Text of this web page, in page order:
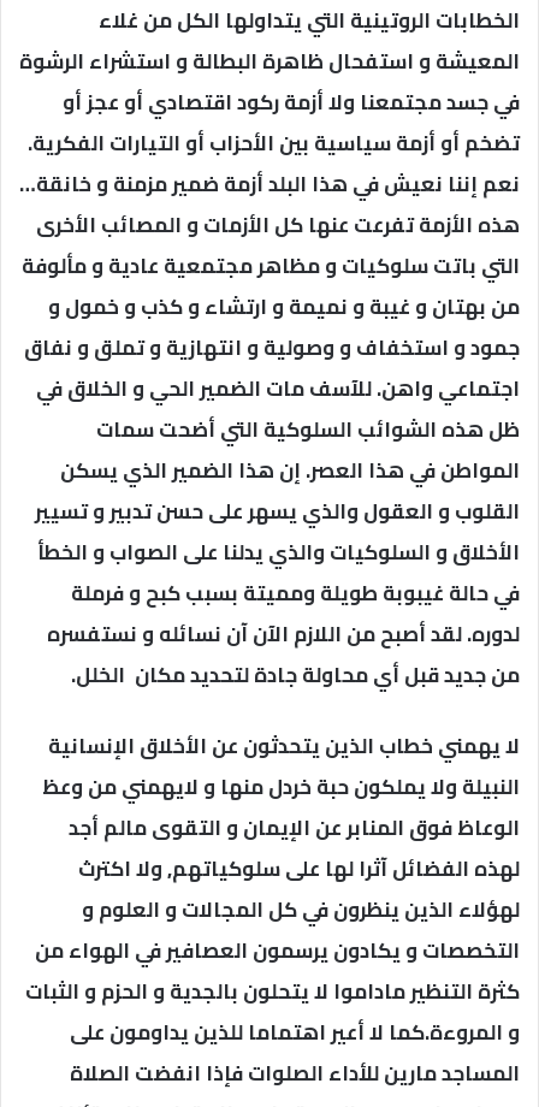
الخطابات الروتينية التي يتداولها الكل من غلاء
المعيشة و استفحال ظاهرة البطالة و استشراء الرشوة
في جسد مجتمعنا ولا أزمة ركود اقتصادي أو عجز أو
تضخم أو أزمة سياسية بين الأحزاب أو التيارات الفكرية.
نعم إننا نعيش في هذا البلد أزمة ضمير مزمنة و خانقة…
هذه الأزمة تفرعت عنها كل الأزمات و المصائب الأخرى
التي باتت سلوكيات و مظاهر مجتمعية عادية و مألوفة
من بهتان و غيبة و نميمة و ارتشاء و كذب و خمول و
جمود و استخفاف و وصولية و انتهازية و تملق و نفاق
اجتماعي واهن. للآسف مات الضمير الحي و الخلاق في
ظل هذه الشوائب السلوكية التي أضحت سمات
المواطن في هذا العصر. إن هذا الضمير الذي يسكن
القلوب و العقول والذي يسهر على حسن تدبير و تسيير
الأخلاق و السلوكيات والذي يدلنا على الصواب و الخطأ
في حالة غيبوبة طويلة ومميتة بسبب كبح و فرملة
لدوره. لقد أصبح من اللازم الآن آن نسائله و نستفسره
من جديد قبل أي محاولة جادة لتحديد مكان الخلل.
لا يهمني خطاب الذين يتحدثون عن الأخلاق الإنسانية
النبيلة ولا يملكون حبة خردل منها و لايهمني من وعظ
الوعاظ فوق المنابر عن الإيمان و التقوى مالم أجد
لهذه الفضائل آثرا لها على سلوكياتهم, ولا اكترث
لهؤلاء الذين ينظرون في كل المجالات و العلوم و
التخصصات و يكادون يرسمون العصافير في الهواء من
كثرة التنظير ماداموا لا يتحلون بالجدية و الحزم و الثبات
و المروءة.كما لا أعير اهتماما للذين يداومون على
المساجد مارين للأداء الصلوات فإذا انفضت الصلاة